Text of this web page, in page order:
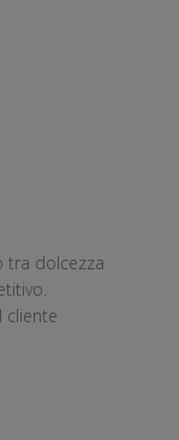
tra dolcezza
cliente
molto